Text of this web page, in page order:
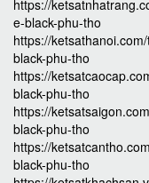
https://
e-black-phu-tho
https://
black-phu-tho
https://
black-phu-tho
https://
black-phu-tho
https://
black-phu-tho